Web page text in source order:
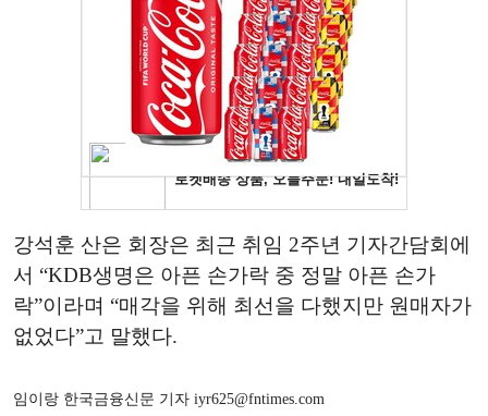
강석훈 산은 회장은 최근 취임 2주년 기자간담회에
서 “KDB생명은 아픈 손가락 중 정말 아픈 손가
락”이라며 “매각을 위해 최선을 다했지만 원매자가
없었다”고 말했다.
임이랑 한국금융신문 기자 iyr625@fntimes.com